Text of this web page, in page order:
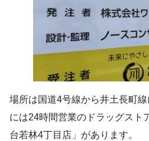
場所は国道4号線から井土長町
には24時間営業のドラッグスト
台若林4丁目店」があります。